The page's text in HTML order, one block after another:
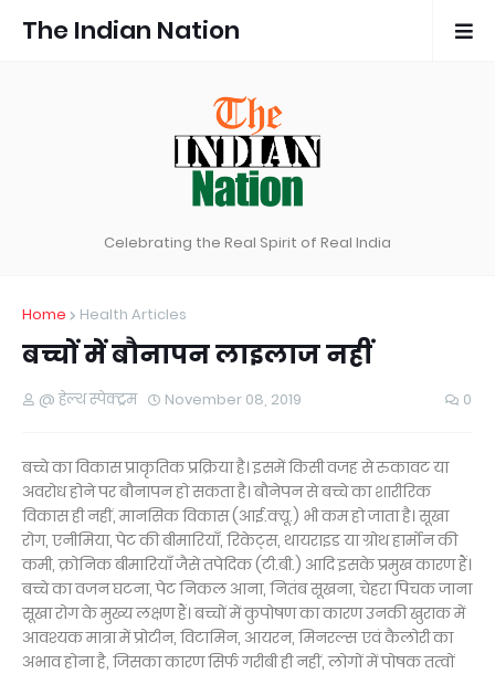
The Indian Nation
Celebrating the Real Spirit of Real India
Home Health Articles
बच्चों में बौनापन लाइलाज नहीं
@ हेल्थ स्पेक्ट्रम November 08, 2019 0
बच्चे का विकास प्राकृतिक प्रक्रिया है। इसमें किसी वजह से रुकावट या
अवरोध होने पर बौनापन हो सकता है। बौनेपन से बच्चे का शारीरिक
विकास ही नहीं, मानसिक विकास (आई.क्यू.) भी कम हो जाता है। सूखा
रोग, एनीमिया, पेट की बीमारियाँ, रिकेट्स, थायराइड या ग्रोथ हार्मोन की
कमी, क्रोनिक बीमारियाँ जैसे तपेदिक (टी.बी.) आदि इसके प्रमुख कारण हैं।
बच्चे का वजन घटना, पेट निकल आना, नितंब सूखना, चेहरा पिचक जाना
सूखा रोग के मुख्य लक्षण हैं। बच्चों में कुपोषण का कारण उनकी खुराक में
आवश्यक मात्रा में प्रोटीन, विटामिन, आयरन, मिनरल्स एवं कैलोरी का
अभाव होना है, जिसका कारण सिर्फ गरीबी ही नहीं, लोगों में पोषक तत्वों